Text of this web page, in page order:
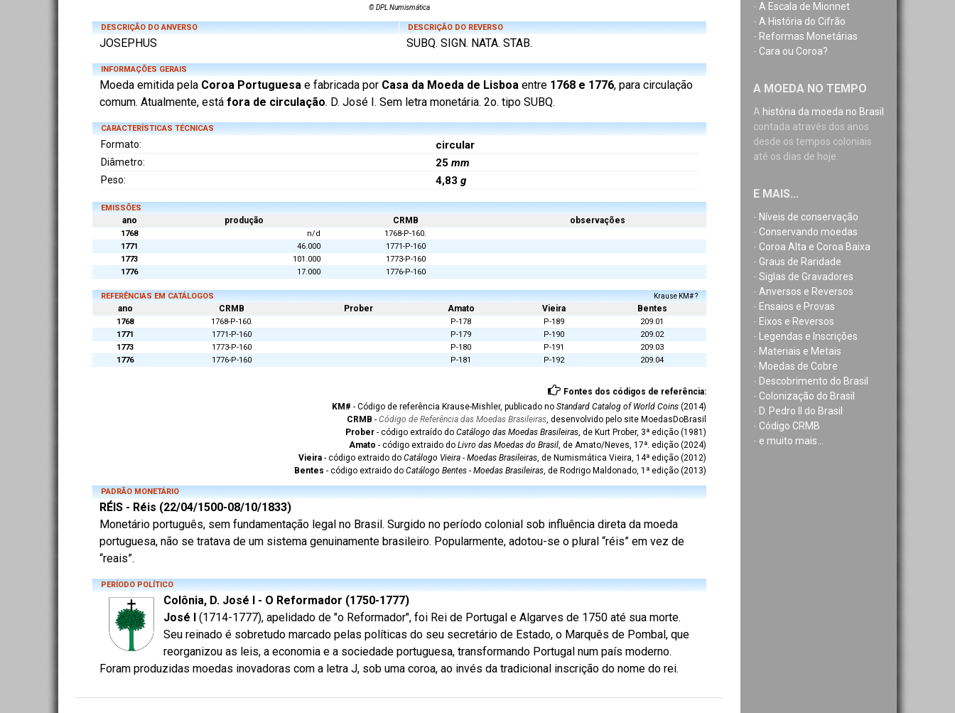
- A Escala de Mionnet
- A História do Cifrão
- Reformas Monetárias
- Cara ou Coroa?
A MOEDA NO TEMPO
A história da moeda no Brasil
contada através dos anos
desde os tempos coloniais
até os dias de hoje.
E MAIS...
- Níveis de conservação
- Conservando moedas
- Coroa Alta e Coroa Baixa
- Graus de Raridade
- Siglas de Gravadores
- Anversos e Reversos
- Ensaios e Provas
- Eixos e Reversos
-
Legendas e Inscrições
- Materiais e Metais
- Moedas de Cobre
- Descobrimento do Brasil
- Colonização do Brasil
- D. Pedro II do Brasil
- Código CRMB
- e muito mais...
© DPL Numismática
DESCRIÇÃO DO ANVERSO
JOSEPHUS
DESCRIÇÃO DO REVERSO
SUBQ. SIGN. NATA. STAB.
INFORMAÇÕES GERAIS
Moeda emitida pela Coroa Portuguesa e fabricada por Casa da Moeda de Lisboa entre 1768 e 1776, para circulação
comum. Atualmente, está fora de circulação. D. José I. Sem letra monetária. 2o. tipo SUBQ.
CARACTERÍSTICAS TÉCNICAS
Formato: circular
Diâmetro: 25 mm
Peso: 4,83 g
EMISSÕES
ano produção CRMB observações
1768 n/d
1768-P-160.
1771
46.000
1771-P-160
1773
101.000
1773-P-160
1776
17.000 1776-P-160
REFERÊNCIAS EM CATÁLOGOS Krause KM# ?
ano CRMB Prober Amato Vieira Bentes
1768 1768-P-160. P-178 P-189
209.01
1771
1771-P-160 P-179 P-190
209.02
1773
1773-P-160 P-180 P-191
209.03
1776
1776-P-160 P-181 P-192 209.04
Fontes dos códigos de referência:
KM# - Código de referência Krause-Mishler, publicado no Standard Catalog of World Coins (2014)
CRMB - Código de Referência das Moedas Brasileiras, desenvolvido pelo site MoedasDoBrasil
Prober - código extraído do Catálogo das Moedas Brasileiras, de Kurt Prober, 3ª edição (1981)
Amato - código extraido do Livro das Moedas do Brasil, de Amato/Neves, 17ª. edição (2024)
Vieira - código extraido do Catálogo Vieira - Moedas Brasileiras, de Numismática Vieira, 14ª edição (2012)
Bentes - código extraido do Catálogo Bentes - Moedas Brasileiras, de Rodrigo Maldonado, 1ª edição (2013)
PADRÃO MONETÁRIO
RÉIS - Réis (22/04/1500-08/10/1833)
Monetário português, sem fundamentação legal no Brasil. Surgido no período colonial sob influência direta da moeda
portuguesa, não se tratava de um sistema genuinamente brasileiro. Popularmente, adotou-se o plural “réis” em vez de
“reais”.
PERÍODO POLÍTICO
Colônia, D. José I - O Reformador (1750-1777)
José I (1714-1777), apelidado de "o Reformador", foi Rei de Portugal e Algarves de 1750 até sua morte.
Seu reinado é sobretudo marcado pelas políticas do seu secretário de Estado, o Marquês de Pombal, que
reorganizou as leis, a economia e a sociedade portuguesa, transformando Portugal num país moderno.
Foram produzidas moedas inovadoras com a letra J, sob uma coroa, ao invés da tradicional inscrição do nome do rei.